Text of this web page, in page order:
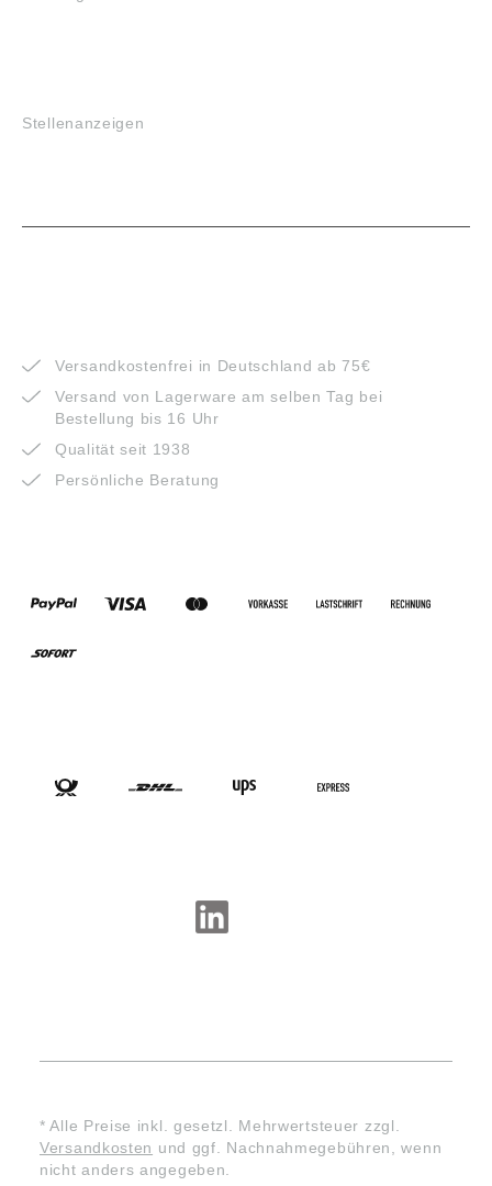
Stellenanzeigen
Versandkostenfrei in Deutschland ab 75€
Versand von Lagerware am selben Tag bei
Bestellung bis 16 Uhr
Qualität seit 1938
Persönliche Beratung
* Alle Preise inkl. gesetzl. Mehrwertsteuer zzgl.
Versandkosten und ggf. Nachnahmegebühren, wenn
nicht anders angegeben.